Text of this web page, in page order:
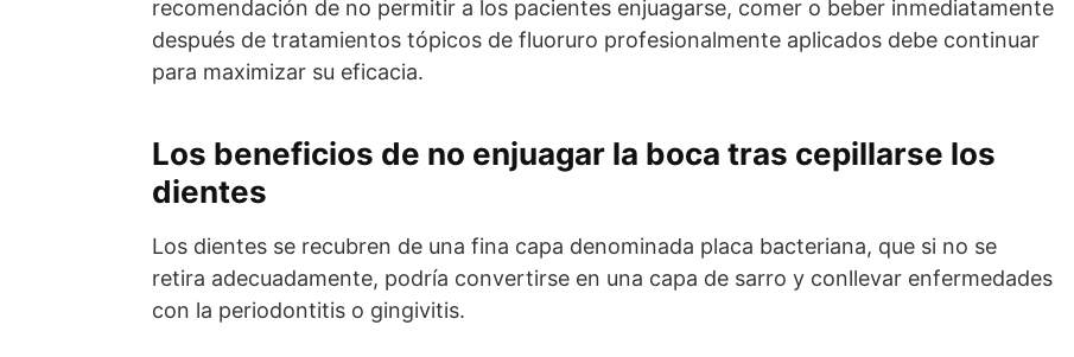
recomendación de no permitir a los pacientes enjuagarse, comer o beber inmediatamente
después de tratamientos tópicos de fluoruro profesionalmente aplicados debe continuar
para maximizar su eficacia.
Los beneficios de no enjuagar la boca tras cepillarse los
dientes
Los dientes se recubren de una fina capa denominada placa bacteriana, que si no se
retira adecuadamente, podría convertirse en una capa de sarro y conllevar enfermedades
con la periodontitis o gingivitis.